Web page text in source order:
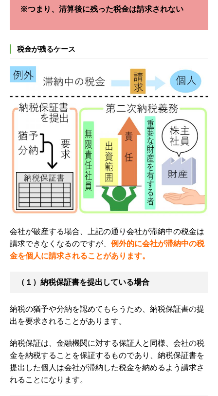
※つまり、清算後に残った税金は請求されない
税金が残るケース
会社が破産する場合、上記の通り会社が滞納中の税金は
請求できなくなるのですが、 例外的に会社が滞納中の税
金を個人に請求されることがあります。
（１）納税保証書を提出している場合
納税の猶予や分納を認めてもらうため、納税保証書の提
出を要求されることがあります。
納税保証は、金融機関に対する保証人と同様、会社の税
金を納税することを保証するものであり、納税保証書を
提出した個人は会社が滞納した税金を納めるよう請求さ
れることになります。